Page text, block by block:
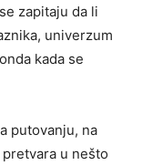
zapitaju da li
univerzum
kada se
putovanju, na
u nešto